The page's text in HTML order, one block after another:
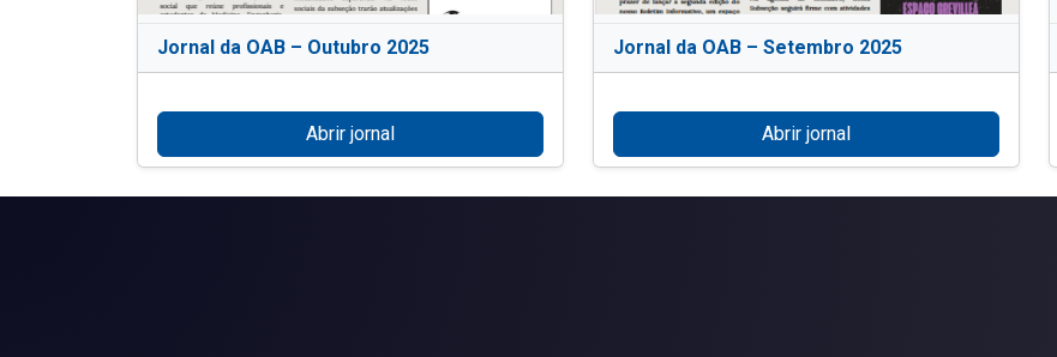
Jornal da OAB – Outubro 2025
Abrir jornal
Jornal da OAB – Setembro 2025
Abrir jornal